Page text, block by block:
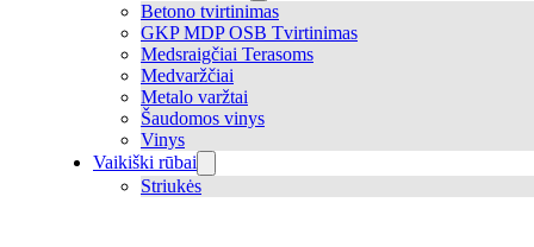
Betono tvirtinimas
GKP MDP OSB Tvirtinimas
Medsraigčiai Terasoms
Medvaržčiai
Metalo varžtai
Šaudomos vinys
Vinys
Vaikiški rūbai
Striukės